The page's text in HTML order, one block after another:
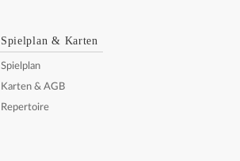
Spielplan & Karten
Spielplan
Karten & AGB
Repertoire